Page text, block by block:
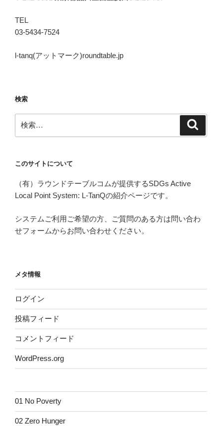
TEL
03-5434-7524
l-tanq(アットマーク)roundtable.jp
検索
索:
このサイトについて
（有）ラウンドテーブルコムが提供するSDGs Active
Local Point System: L-TanQの紹介ページです。
システムご利用ご希望の方、ご質問のある方は問い合わ
せフォームからお問い合わせください。
メタ情報
ログイン
投稿フィード
コメントフィード
WordPress.org
01 No Poverty
02 Zero Hunger